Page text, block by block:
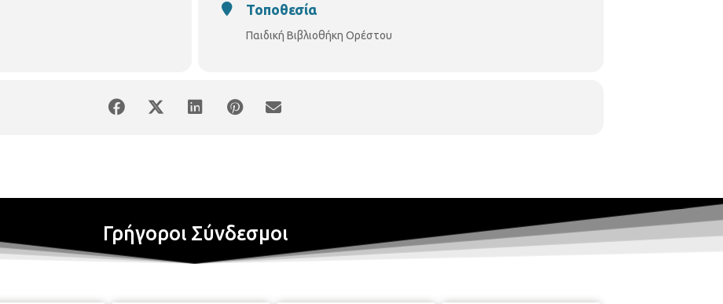
Τοποθεσία
Παιδική Βιβλιοθήκη Ορέστου
Γρήγοροι Σύνδεσμοι